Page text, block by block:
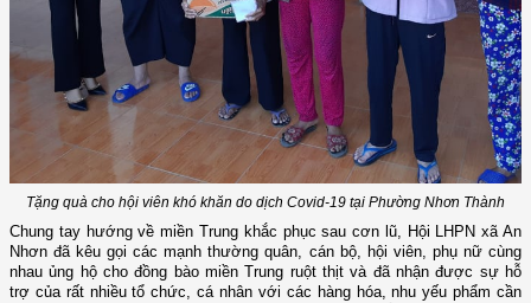
Tặng quà cho hội viên khó khăn do dịch Covid-19 tại Phường Nhơn Thành
Chung tay hướng về miền Trung khắc phục sau cơn lũ, Hội LHPN xã An
Nhơn đã kêu gọi các mạnh thường quân, cán bộ, hội viên, phụ nữ cùng
nhau ủng hộ cho đồng bào miền Trung ruột thịt và đã nhận được sự hỗ
trợ của rất nhiều tổ chức, cá nhân với các hàng hóa, nhu yếu phẩm cần